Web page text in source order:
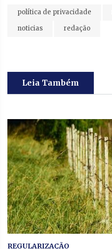
política de privacidade
noticias
redação
Leia Também
REGULARIZAÇÃO